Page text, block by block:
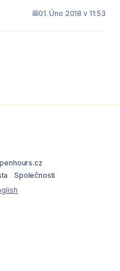
01. Úno 2018 v 11:53
Společnosti